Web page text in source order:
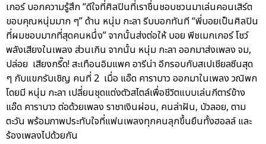
เกอร์ บอกความรู้สึก “ดีใจที่ศิลปินที่เราชื่นชอบชวนมาเล่นคอนเสิร์ต
ขอบคุณหนุ่มมาก ๆ” ด้าน หนุ่ม กะลา รีบบอกทันที “พี่บอยเป็นศิลปิน
ที่ผมชอบมากที่สุดคนหนึ่ง” จากนั้นส่งต่อให้ บอย พีชเมกเกอร์ โชว์
พลังเสียงในเพลง ส่วนเกิน จากนั้น หนุ่ม กะลา ออกมาส่งเพลง จม,
ปล่อย เสียงกรี๊ด! สะเทือนอิมแพค อารีน่า อีกรอบกับสเปเชียลซีนสุด
ๆ กับแขกรับเชิญ คนที่ 2 เมื่อ แอ๊ด คาราบาว ออกมาในเพลง วณิพก
โดยมี หนุ่ม กะลา เปลี่ยนชุดแต่งตัวสไตล์เพื่อชีวิตแบบเล่นกีตาร์ข้าง
แอ๊ด คาราบาว ต่อด้วยเพลง ราชาเงินผ่อน, คนล่าฝัน, บัวลอย, ตาม
ตะวัน พร้อมภาพประทับใจที่แฟนเพลงทุกคนลุกขึ้นยืนทั้งฮอลล์ และ
ร้องเพลงไปด้วยกัน